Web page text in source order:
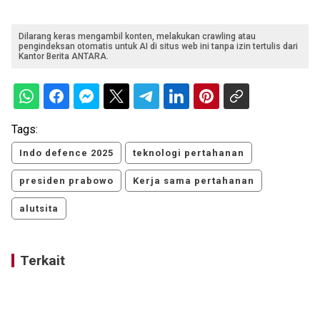
Dilarang keras mengambil konten, melakukan crawling atau
pengindeksan otomatis untuk AI di situs web ini tanpa izin tertulis dari
Kantor Berita ANTARA.
Tags:
Indo defence 2025 teknologi pertahanan
presiden prabowo Kerja sama pertahanan
alutsita
Terkait